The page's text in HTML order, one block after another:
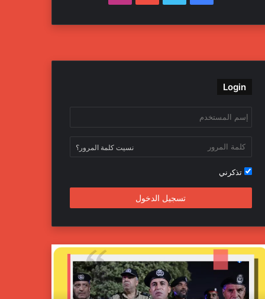
Login
نسيت كلمة المرور؟
تذكرني
تسجيل الدخول